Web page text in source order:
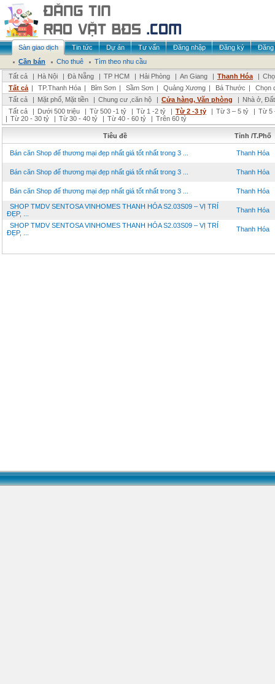
Sàn giao dịch Tin tức Dự án Tư vấn Đăng nhập Đăng ký
Đăng
Cần bán
Cho thuê
Tìm theo nhu cầu
Tất cả
| Hà Nội | Đà Nẵng | TP HCM | Hải Phòng | An Giang | Thanh Hóa |
Tất cả | TP.Thanh Hóa | Bỉm Sơn | Sầm Sơn | Quảng Xương | Bá Thước |
Chọn
Tất cả
| Mặt phố, Mặt tiền | Chung cư ,căn hộ | Cửa hàng, Văn phòng | Nhà ở,
Tất cả
| Dưới 500 triệu | Từ 500 -1 tỷ | Từ 1 -2 tỷ | Từ 2 -3 tỷ | Từ 3 – 5 tỷ | Từ 5
| Từ 20 - 30 tỷ | Từ 30 - 40 tỷ | Từ 40 - 60 tỷ | Trên 60 tỷ
Tiêu đề Tỉnh /T.Phố
Bán căn Shop đế thương mại đẹp nhất giá tốt nhất trong 3 ... Thanh Hóa
Bán căn Shop đế thương mại đẹp nhất giá tốt nhất trong 3 ... Thanh Hóa
Bán căn Shop đế thương mại đẹp nhất giá tốt nhất trong 3 ... Thanh Hóa
SHOP TMDV SENTOSA VINHOMES THANH HÓA S2.03S09 – VỊ TRÍ
ĐẸP, ...
Thanh Hóa
SHOP TMDV SENTOSA VINHOMES THANH HÓA S2.03S09 – VỊ TRÍ
ĐẸP, ...
Thanh Hóa